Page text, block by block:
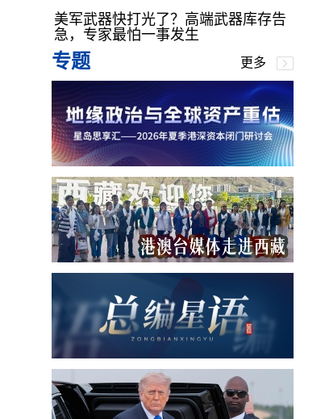
美军武器快打光了？高端武器库存告
急，专家最怕一事发生
专题 更多